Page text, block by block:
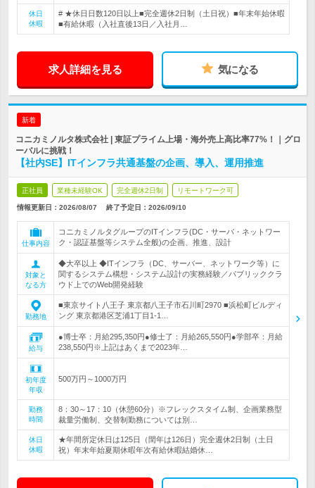
休日
休暇
# ★休日日数120日以上■完全週休2日制（土日祝）■年末年始休暇
■有給休暇（入社直後13日／入社月…
求人詳細を見る 気になる
新着
コニカミノルタ株式会社 | 東証プライム上場・海外売上高比率77%！｜グロ
ーバルに挑戦！
【社内SE】ITインフラ共通基盤の企画、導入、運用推進
正社員 業種未経験OK 完全週休2日制 リモートワーク可
情報更新日：2026/08/07 終了予定日： 2026/09/10
仕事内容
コニカミノルタグループのITインフラ(DC・サーバ・ネットワー
ク・認証基盤等システム全般)の企画、推進、設計
対象と
なる方
◆大卒以上 ◆ITインフラ（DC、サーバー、ネットワーク等）に
関するシステム構想・システム設計の実務経験／パブリッククラ
ウド上でのWeb開発経験
勤務地
■東京サイト八王子 東京都八王子市石川町2970 ■浜松町ビルディ
ング 東京都港区芝浦1丁目1-1…
給与
●博士卒：月給295,350円●修士了：月給265,550円●学部卒：月給
238,550円※上記はあくまで2023年…
初年度
年収
500万円～1000万円
勤務
時間
8：30～17：10（休憩60分）※フレックスタイム制、企画業務型
裁量労働制、交替制勤務については別…
休日
休暇
★年間所定休日は125日（閏年は126日）完全週休2日制（土日
祝）年末年始夏期休暇年次有給休暇結婚休…